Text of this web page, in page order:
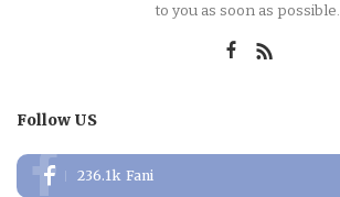
to you as soon as possible.
Follow US
236.1k Fani